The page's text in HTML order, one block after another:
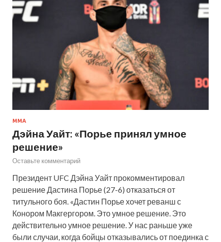
ММА
Дэйна Уайт: «Порье принял умное
решение»
Оставьте комментарий
Президент UFC Дэйна Уайт прокомментировал
решение Дастина Порье (27-6) отказаться от
титульного боя. «Дастин Порье хочет реванш с
Конором Макгергором. Это умное решение. Это
действительно умное решение. У нас раньше уже
были случаи, когда бойцы отказывались от поединка с